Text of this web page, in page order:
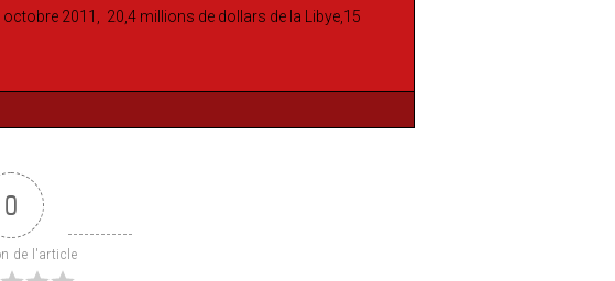
2011, 20,4 millions de dollars de la Libye,15
0
de l'article